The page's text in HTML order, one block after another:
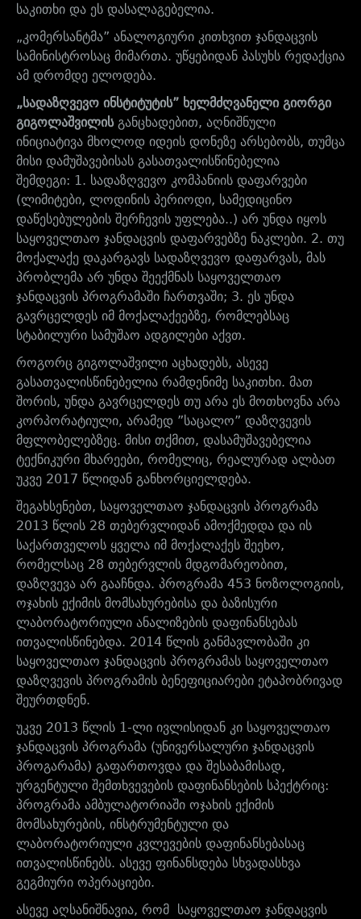
საკითხი და ეს დასალაგებელია.
„კომერსანტმა” ანალოგიური კითხვით ჯანდაცვის
სამინისტროსაც მიმართა. უწყებიდან პასუხს რედაქცია
ამ დრომდე ელოდება.
„სადაზღვევო ინსტიტუტის” ხელმძღვანელი გიორგი
გიგოლაშვილის განცხადებით, აღნიშნული
ინიციატივა მხოლოდ იდეის დონეზე არსებობს, თუმცა
მისი დამუშავებისას გასათვალისწინებელია
შემდეგი: 1. სადაზღვევო კომპანიის დაფარვები
(ლიმიტები, ლოდინის პერიოდი, სამედიცინო
დაწესებულების შერჩევის უფლება..) არ უნდა იყოს
საყოველთაო ჯანდაცვის დაფარვებზე ნაკლები. 2. თუ
მოქალაქე დაკარგავს სადაზღვევო დაფარვას, მას
პრობლემა არ უნდა შეექმნას საყოველთაო
ჯანდაცვის პროგრამაში ჩართვაში; 3. ეს უნდა
გავრცელდეს იმ მოქალაქეებზე, რომლებსაც
სტაბილური სამუშაო ადგილები აქვთ.
როგორც გიგოლაშვილი აცხადებს, ასევე
გასათვალისწინებელია რამდენიმე საკითხი. მათ
შორის, უნდა გავრცელდეს თუ არა ეს მოთხოვნა არა
კორპორატიული, არამედ ”საცალო” დაზღვევის
მფლობელებზეც. მისი თქმით, დასამუშავებელია
ტექნიკური მხარეები, რომელიც, რეალურად ალბათ
უკვე 2017 წლიდან განხორციელდება.
შეგახსენებთ, საყოველთაო ჯანდაცვის პროგრამა
2013 წლის 28 თებერვლიდან ამოქმედდა და ის
საქართველოს ყველა იმ მოქალაქეს შეეხო,
რომელსაც 28 თებერვლის მდგომარეობით,
დაზღვევა არ გააჩნდა. პროგრამა 453 ნოზოლოგიის,
ოჯახის ექიმის მომსახურებისა და ბაზისური
ლაბორატორიული ანალიზების დაფინანსებას
ითვალისწინებდა. 2014 წლის განმავლობაში კი
საყოველთაო ჯანდაცვის პროგრამას საყოველთაო
დაზღვევის პროგრამის ბენეფიციარები ეტაპობრივად
შეურთდნენ.
უკვე 2013 წლის 1-ლი ივლისიდან კი საყოველთაო
ჯანდაცვის პროგრამა (უნივერსალური ჯანდაცვის
პროგარამა) გაფართოვდა და შესაბამისად,
ურგენტული შემთხვევების დაფინანსების სპექტრიც:
პროგრამა ამბულატორიაში ოჯახის ექიმის
მომსახურების, ინსტრუმენტული და
ლაბორატორიული კვლევების დაფინანსებასაც
ითვალისწინებს. ასევე ფინანსდება სხვადასხვა
გეგმიური ოპერაციები.
ასევე აღსანიშნავია, რომ საყოველთაო ჯანდაცვის